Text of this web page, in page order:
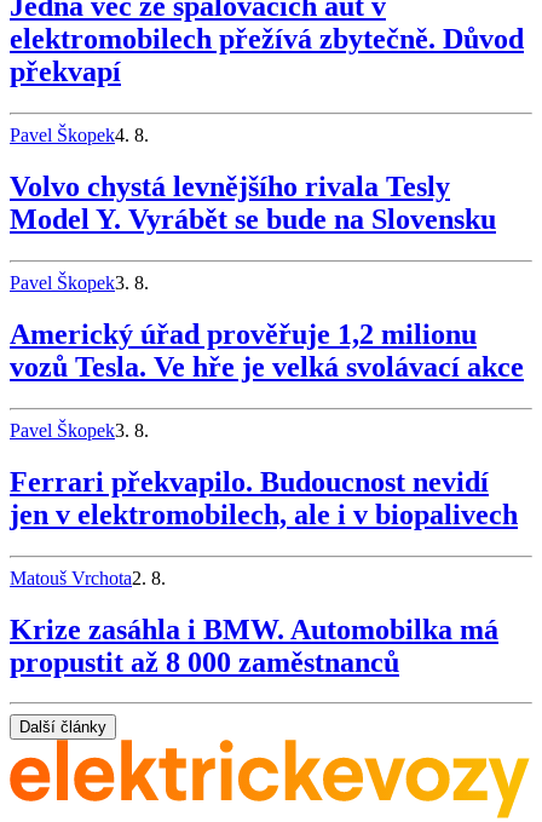
Jedna věc ze spalovacích aut v
elektromobilech přežívá zbytečně. Důvod
překvapí
Pavel Škopek4. 8.
Volvo chystá levnějšího rivala Tesly
Model Y. Vyrábět se bude na Slovensku
Pavel Škopek3. 8.
Americký úřad prověřuje 1,2 milionu
vozů Tesla. Ve hře je velká svolávací akce
Pavel Škopek3. 8.
Ferrari překvapilo. Budoucnost nevidí
jen v elektromobilech, ale i v biopalivech
Matouš Vrchota2. 8.
Krize zasáhla i BMW. Automobilka má
propustit až 8 000 zaměstnanců
Další články